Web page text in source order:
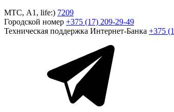
МТС, A1, life:) 7209
Городской номер +375 (17) 209-29-49
Техническая поддержка Интернет-Банка +375